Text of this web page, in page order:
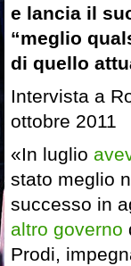
e lancia il
“meglio
di quello
Intervista a
ottobre 2011
«In luglio
stato meglio
successo in
altro governo
Prodi,